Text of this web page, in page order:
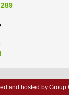
and hosted by Group